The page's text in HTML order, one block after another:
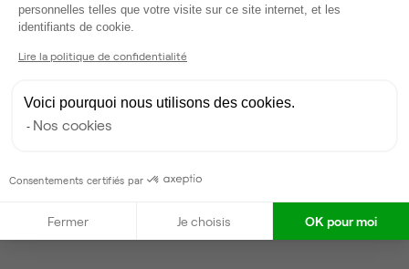
Parler à un expert Ubiq
personnelles telles que votre visite sur ce site internet, et les
identifiants de cookie.
Lire la politique de confidentialité
Voici pourquoi nous utilisons des cookies.
Nos cookies
Consentements certifiés par
Fermer Je choisis OK pour moi